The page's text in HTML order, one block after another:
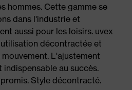
hommes. Cette gamme se
dans l'industrie et
aussi pour les loisirs. uvex
décontractée et
L'ajustement
au succès.
Style décontracté.